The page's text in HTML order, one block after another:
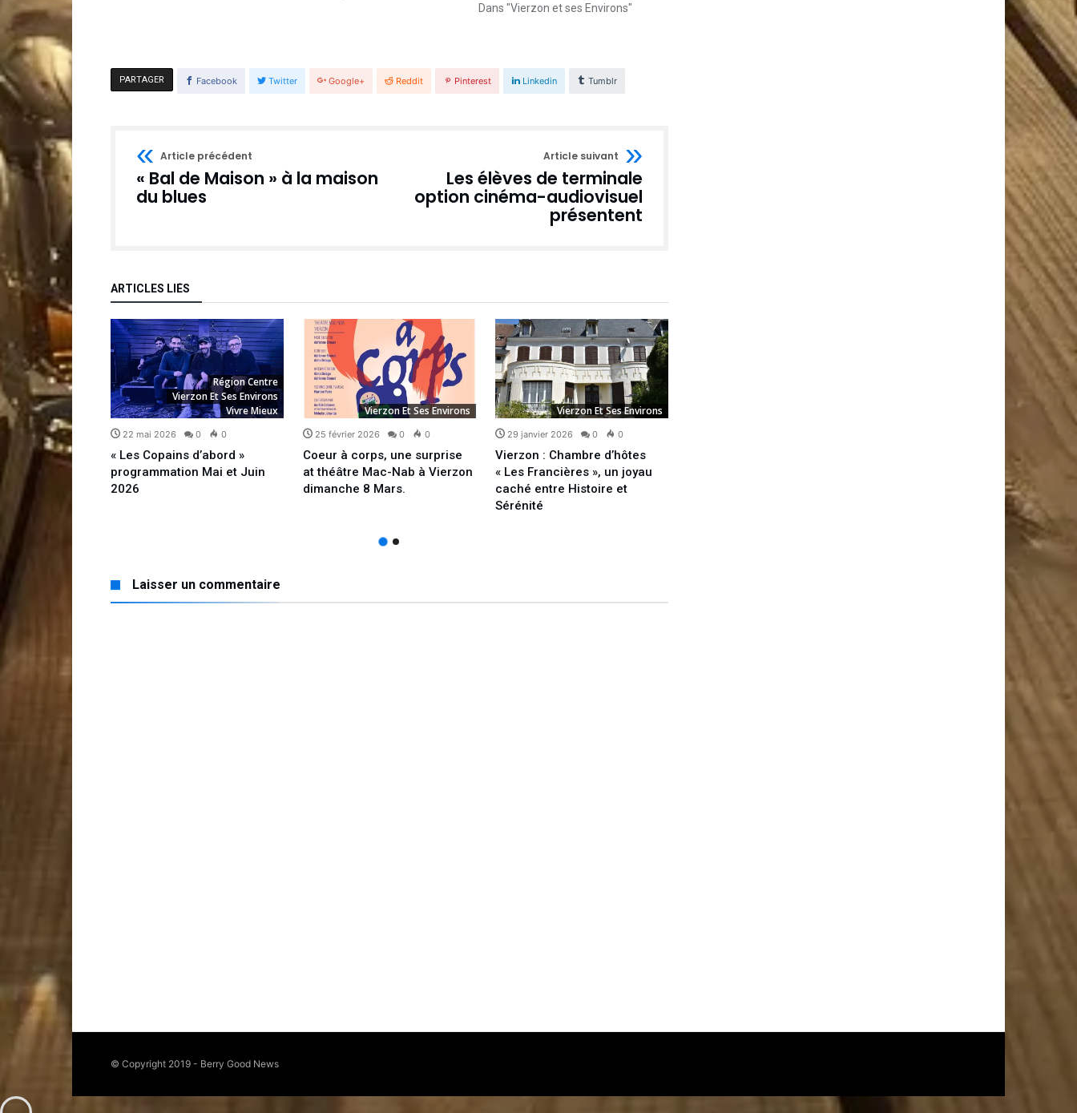
Dans "Vierzon et ses Environs"
PARTAGER Facebook Twitter Google+ Reddit Pinterest Linkedin Tumblr
Article précédent
« Bal de Maison » à la maison
du blues
Article suivant
Les élèves de terminale
option cinéma-audiovisuel
présentent
ARTICLES LIÉS
Et Ses Environs
Vivre Mieux
0
appel
Région Centre
Vierzon Et Ses Environs
Vivre Mieux
22 mai 2026 0 0
« Les Copains d’abord »
programmation Mai et Juin
2026
Vierzon Et Ses Environs
25 février 2026 0 0
Coeur à corps, une surprise
at théâtre Mac-Nab à Vierzon
dimanche 8 Mars.
Vierzon Et Ses Environs
29 janvier 2026 0 0
Vierzon : Chambre d’hôtes
« Les Francières », un joyau
caché entre Histoire et
Sérénité
Vivre Mieux
Méditation et Thé, quand le
Laisser un commentaire
© Copyright 2019 - Berry Good News